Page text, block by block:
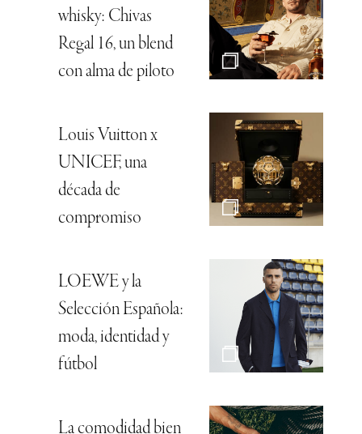
whisky: Chivas
Regal 16, un blend
con alma de piloto
Louis Vuitton x
UNICEF, una
década de
compromiso
LOEWE y la
Selección Española:
moda, identidad y
fútbol
La comodidad bien